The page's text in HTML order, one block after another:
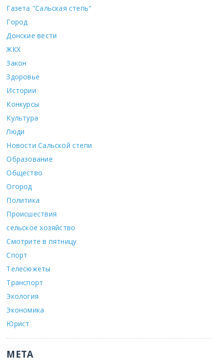
Газета "Сальская степь"
Город
Донские вести
ЖКХ
Закон
Здоровье
Истории
Конкурсы
Культура
Люди
Новости Сальской степи
Образование
Общество
Огород
Политика
Происшествия
сельское хозяйство
Смотрите в пятницу
Спорт
Телесюжеты
Транспорт
Экология
Экономика
Юрист
МЕТА